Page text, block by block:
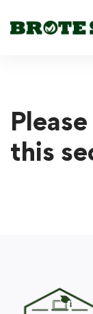
this